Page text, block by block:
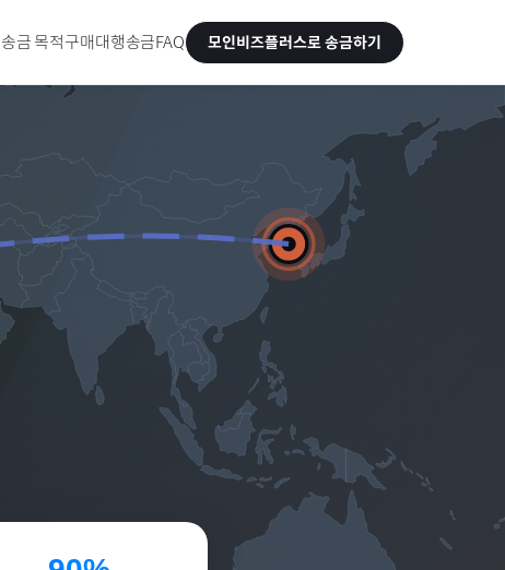
송금 목적구매대행송금FAQ 모인비즈플러스로 송금하기